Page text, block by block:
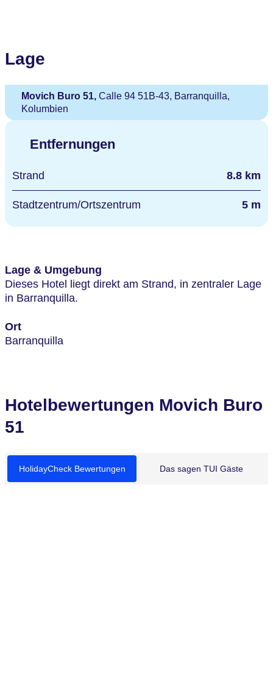
Lage
Movich Buro 51,Calle 94 51B-43, Barranquilla,
Kolumbien
Entfernungen
Strand 8.8 km
Stadtzentrum/Ortszentrum 5 m
Lage & Umgebung
Dieses Hotel liegt direkt am Strand, in zentraler Lage
in Barranquilla.
Ort
Barranquilla
Hotelbewertungen Movich Buro
51
HolidayCheck Bewertungen Das sagen TUI Gäste